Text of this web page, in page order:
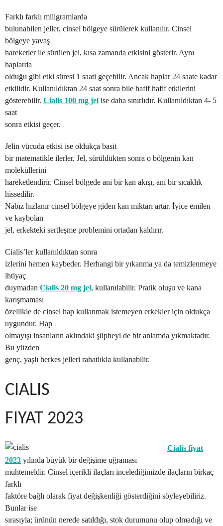
Farklı farklı miligramlarda
bulunabilen jeller, cinsel bölgeye sürülerek kullanılır. Cinsel
bölgeye yavaş
hareketler ile sürülen jel, kısa zamanda etkisini gösterir. Aynı
haplarda
olduğu gibi etki süresi 1 saati geçebilir. Ancak haplar 24 saate kadar
etkilidir. Kullanıldıktan 24 saat sonra bile hafif hafif etkilerini
gösterebilir. Cialis 100 mg jel ise daha sınırlıdır. Kullanıldıktan 4- 5
saat
sonra etkisi geçer.
Jelin vücuda etkisi ise oldukça basit
bir matematikle ilerler. Jel, sürüldükten sonra o bölgenin kan
moleküllerini
hareketlendirir. Cinsel bölgede ani bir kan akışı, ani bir sıcaklık
hissedilir.
Nabız hızlanır cinsel bölgeye giden kan miktarı artar. İyice emilen
ve kaybolan
jel, erkekteki sertleşme problemini ortadan kaldırır.
Cialis’ler kullanıldıktan sonra
izlerini hemen kaybeder. Herhangi bir yıkanma ya da temizlenmeye
ihtiyaç
duymadan Cialis 20 mg jel, kullanılabilir. Pratik oluşu ve kana
karışmaması
özellikle de cinsel hap kullanmak istemeyen erkekler için oldukça
uygundur. Hap
olmayışı insanların aklındaki şüpheyi de bir anlamda yıkmaktadır.
Bu yüzden
genç, yaşlı herkes jelleri rahatlıkla kullanabilir.
CIALIS
FIYAT 2023
Cialis fiyat
2023 yılında büyük bir değişime uğraması
muhtemeldir. Cinsel içerikli ilaçları incelediğimizde ilaçların birkaç
farklı
faktöre bağlı olarak fiyat değişkenliği gösterdiğini söyleyebiliriz.
Bunlar ise
sırasıyla; ürünün nerede satıldığı, stok durumunu olup olmadığı ve